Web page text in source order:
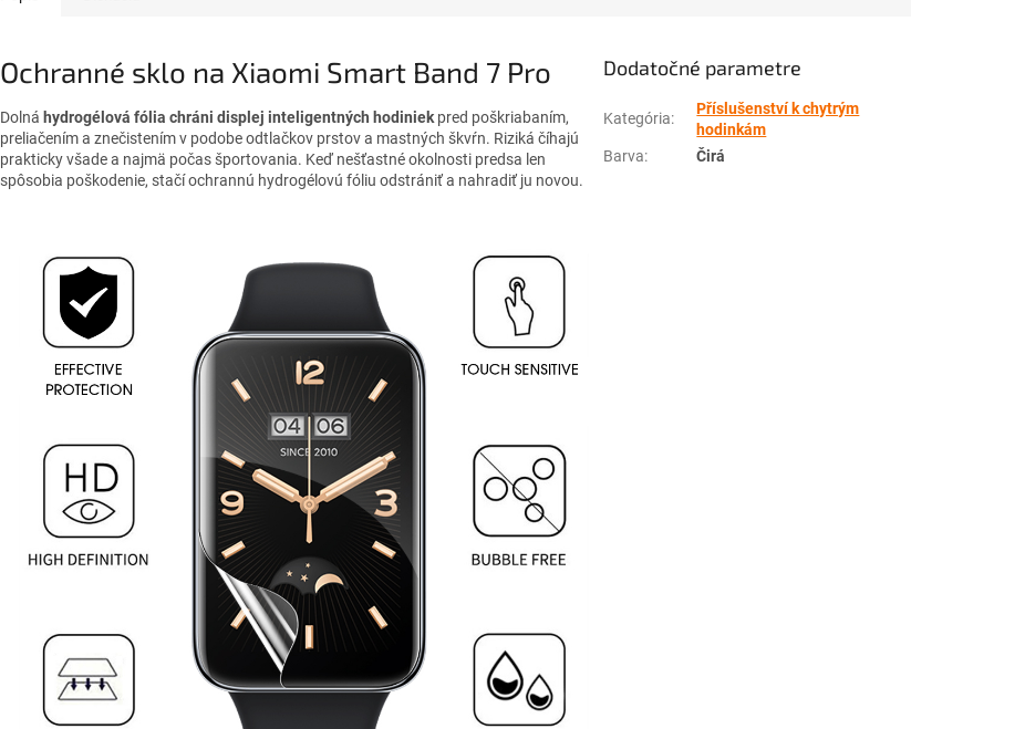
Ochranné sklo na Xiaomi Smart Band 7 Pro
Dolná hydrogélová fólia chráni displej inteligentných hodiniek pred poškriabaním,
preliačením a znečistením v podobe odtlačkov prstov a mastných škvŕn. Riziká číhajú
prakticky všade a najmä počas športovania. Keď nešťastné okolnosti predsa len
spôsobia poškodenie, stačí ochrannú hydrogélovú fóliu odstrániť a nahradiť ju novou.
Dodatočné parametre
Kategória:
Příslušenství k chytrým
hodinkám
Barva: Čirá